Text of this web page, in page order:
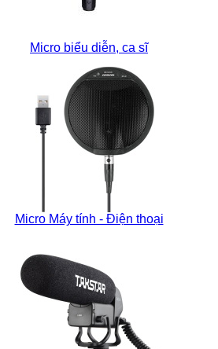
Micro biểu diễn, ca sĩ
Micro Máy tính - Điện thoại